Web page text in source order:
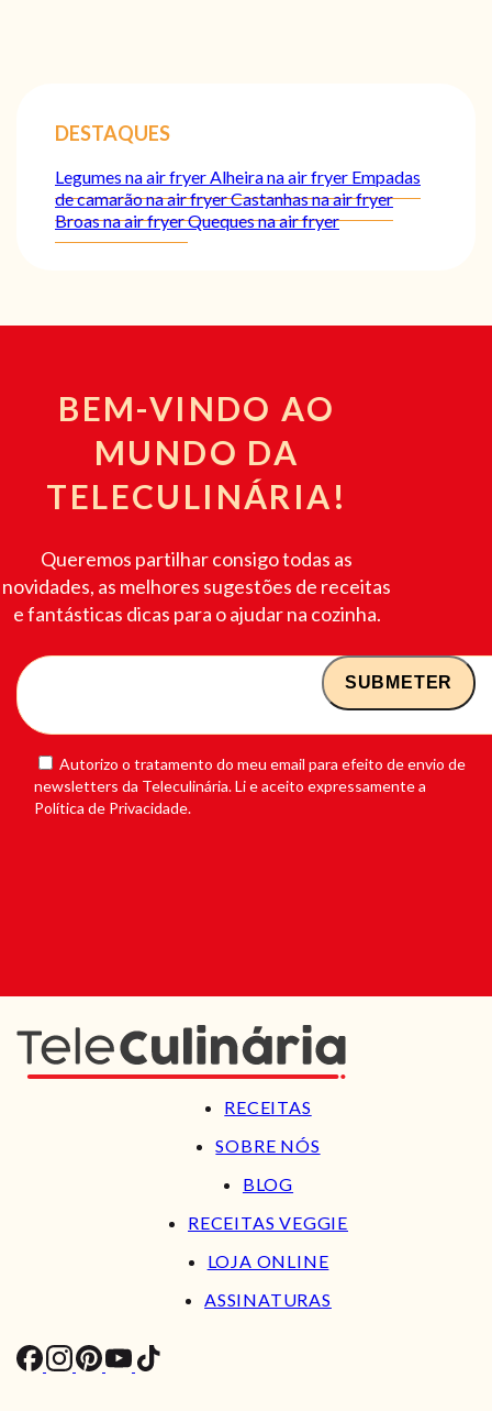
DESTAQUES
Legumes na air fryerAlheira na air fryer Empadas
de camarão na air fryerCastanhas na air fryer
Broas na air fryerQueques na air fryer
BEM-VINDO AO
MUNDO DA
TELECULINÁRIA!
Queremos partilhar consigo todas as
novidades, as melhores sugestões de receitas
e fantásticas dicas para o ajudar na cozinha.
Autorizo o tratamento do meu email para efeito de envio de
newsletters da Teleculinária. Li e aceito expressamente a
Política de Privacidade.
RECEITAS
SOBRE NÓS
BLOG
RECEITAS VEGGIE
LOJA ONLINE
ASSINATURAS